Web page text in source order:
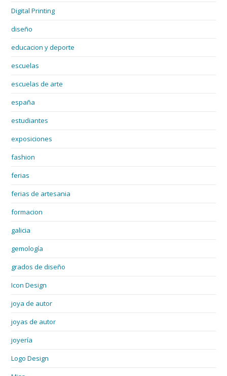
Digital Printing
diseño
educacion y deporte
escuelas
escuelas de arte
españa
estudiantes
exposiciones
fashion
ferias
ferias de artesania
formacion
galicia
gemología
grados de diseño
Icon Design
joya de autor
joyas de autor
joyería
Logo Design